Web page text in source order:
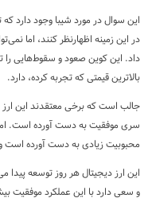
این سوال در مورد شیبا وجود دارد که
در این زمینه اظهارنظر کنند، اما
داد. این کوین صعود و سقوط‌هایی را
بالاترین قیمتی که تجربه کرده، دارد.
جالب است که برخی معتقدند این ارز
سری موفقیت به دست آورده است. اما
محبوبیت زیادی به دست آورده است و
این ارز دیجیتال هر روز توسعه
و سعی دارد با این عملکرد موفقیت